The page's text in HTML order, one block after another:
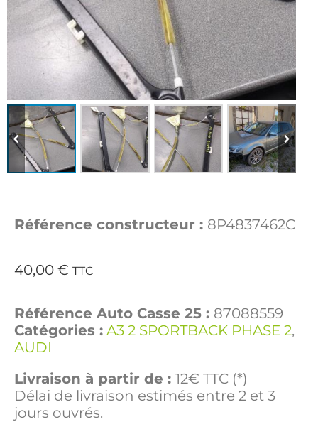
Référence constructeur : 8P4837462C
40,00 € TTC
Référence Auto Casse 25 : 87088559
Catégories : A3 2 SPORTBACK PHASE 2,
AUDI
Livraison à partir de : 12€ TTC (*)
Délai de livraison estimés entre 2 et 3
jours ouvrés.